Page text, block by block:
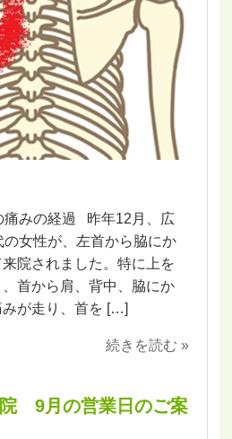
痛みの経過 昨年12月、広
女性が、左首から脇にか
院されました。特に上を
首から肩、背中、脇にか
が走り、首を […]
続きを読む »
9月の営業日のご案